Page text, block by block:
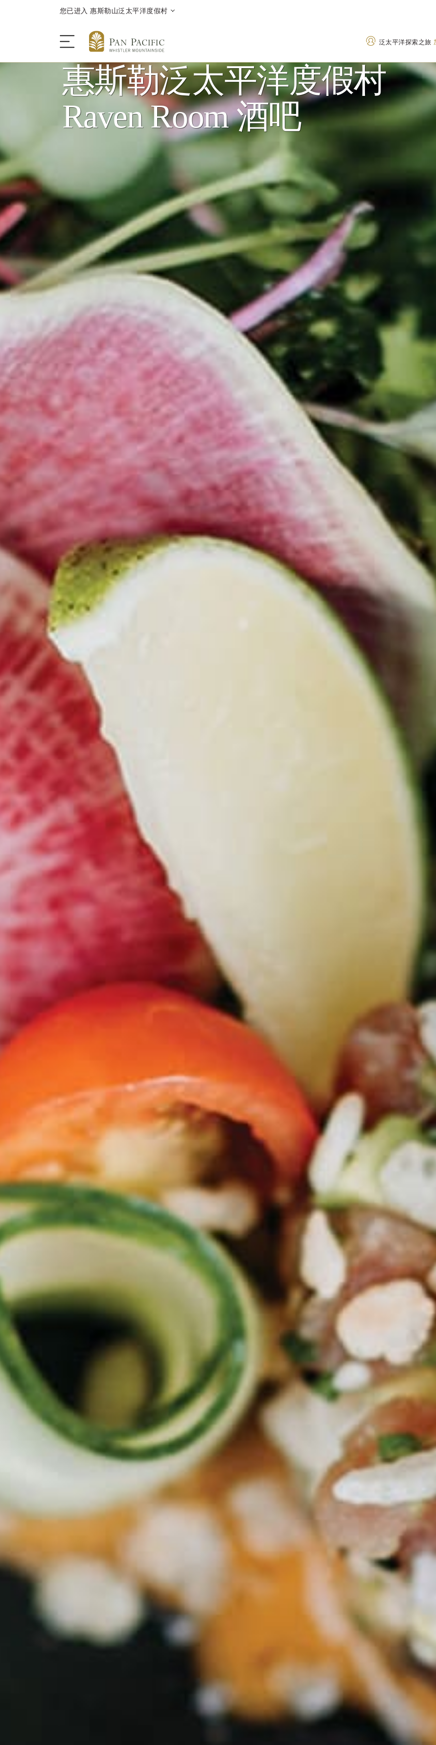
您已进入 惠斯勒山泛太平洋度假村
泛太平洋探索之旅
酒店客房与套房
优惠
体验
会议和活动
泛太平洋酒店的探索之旅
惠斯勒山泛太平洋度假村
回到全球首页
地址
4320 Sundial Crescent,
Whistler, British Columbia,
V8E 1G6, Canada
+1 604 905 2999
惠斯勒泛太平洋度假村
Raven Room 酒吧